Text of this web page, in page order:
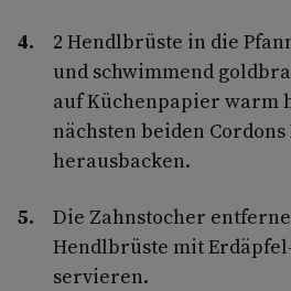
2 Hendlbrüste in die
und schwimmend
auf Küchenpapier warm
nächsten beiden Cordons
herausbacken.
Die Zahnstocher
Hendlbrüste mit
servieren.